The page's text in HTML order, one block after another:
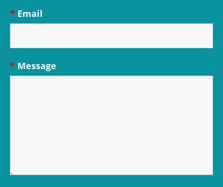
Email
*
Message
*